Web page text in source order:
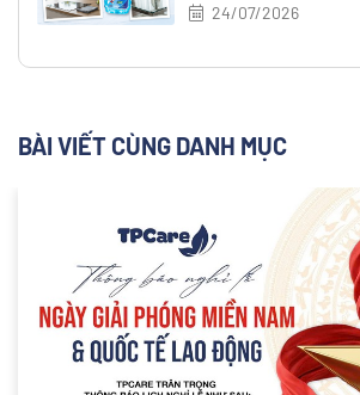
24/07/2026
BÀI VIẾT CÙNG DANH MỤC